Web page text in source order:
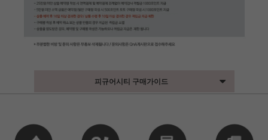
피규어시티 구매가이드